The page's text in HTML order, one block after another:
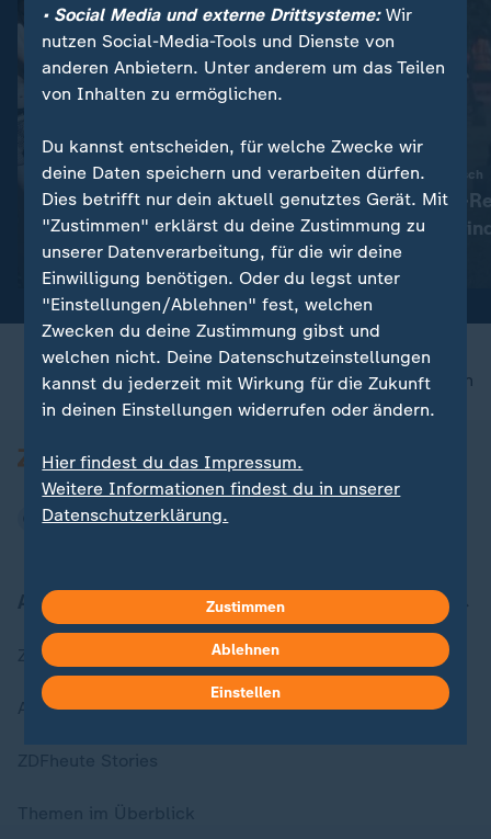
World Naked Bike Ride:
Hunderte Nackte radeln
durch die Hauptstadt
Video0:42
Motorsport auf britisch
Langstrecken-
Rasenmäher
Video0:56
nach oben
Aktuell bei ZDFheute
Zuletzt veröffentlicht
Aktuelle Sendungs-Videos
• Social Media und externe Drittsysteme:Wir
nutzen Social-Media-Tools und Dienste von
anderen Anbietern. Unter anderem um das Teilen
von Inhalten zu ermöglichen.
Du kannst entscheiden, für welche Zwecke wir
deine Daten speichern und verarbeiten dürfen.
Dies betrifft nur dein aktuell genutztes Gerät. Mit
"Zustimmen" erklärst du deine Zustimmung zu
unserer Datenverarbeitung, für die wir deine
Einwilligung benötigen. Oder du legst unter
"Einstellungen/Ablehnen" fest, welchen
Zwecken du deine Zustimmung gibst und
welchen nicht. Deine Datenschutzeinstellungen
kannst du jederzeit mit Wirkung für die Zukunft
in deinen Einstellungen widerrufen oder ändern.
Hier findest du das Impressum.
Weitere Informationen findest du in unserer
Datenschutzerklärung.
Zustimmen
Ablehnen
Einstellen